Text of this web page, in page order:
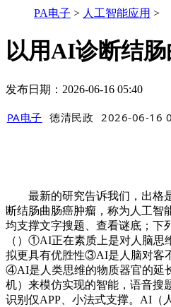
PA电子 > 人工智能应用 >
以用AI诊断结
发布日期：2026-06-16 05:40
PA电子 德清民政 2026-06-16
最新的研究告诉我们，出格
断结肠曲肠癌肿瘤，称为人工智
均支撑文字搜题、查看谜底；下
（）①AI正在素质上是对人脑
拟更具有优胜性③AI是人脑对客
④AI是人类思维的物质器官的延
机）来模仿实现的智能，语音搜
识别仅APP、小法式支撑。AI（